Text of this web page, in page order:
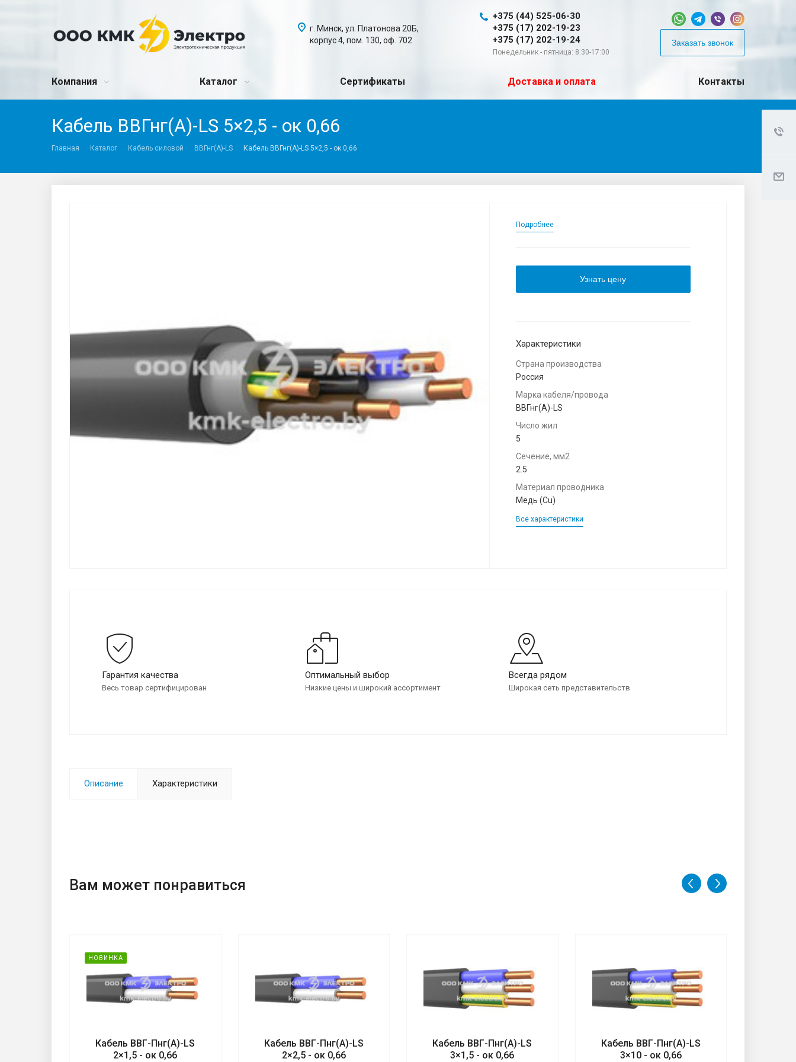
г. Минск, ул. Платонова 20Б,
корпус 4, пом. 130, оф. 702
+375 (44) 525-06-30
+375 (17) 202-19-23
+375 (17) 202-19-24
Понедельник - пятница: 8:30-17:00
Заказать звонок
Компания Каталог Сертификаты Доставка и оплата Контакты
Кабель ВВГнг(А)-LS 5×2,5 - ок 0,66
Главная Каталог Кабель силовой ВВГнг(A)-LS Кабель ВВГнг(А)-LS 5×2,5 - ок 0,66
Подробнее
Узнать цену
Характеристики
Страна производства
Россия
Марка кабеля/провода
ВВГнг(A)-LS
Число жил
5
Сечение, мм2
2.5
Материал проводника
Медь (Cu)
Все характеристики
Гарантия качества
Весь товар сертифицирован
Оптимальный выбор
Низкие цены и широкий ассортимент
Всегда рядом
Широкая сеть представительств
Описание Характеристики
Вам может понравиться
Кабель ВВГ-Пнг(А)-LS
2×1,5 - ок 0,66
Кабель ВВГ-Пнг(А)-LS
2×2,5 - ок 0,66
Кабель ВВГ-Пнг(А)-LS
3×1,5 - ок 0,66
Кабель ВВГ-Пнг(А)-LS
3×10 - ок 0,66